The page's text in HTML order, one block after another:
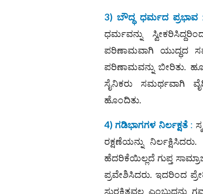
3) ಬೌದ್ಧ ಧರ್ಮದ ಪ್ರಭಾವ
ಧರ್ಮವನ್ನು
ಪರಿಣಾಮವಾಗಿ ಯುದ್ಧದ
ಪರಿಣಾಮವನ್ನು ಬೀರಿತು.
ಸೈನಿಕರು ಸಮರ್ಥವಾಗಿ
ಹೊಂದಿತು.
4) ಗಡಿಭಾಗಗಳ ನಿರ್ಲಕ್ಷತೆ:
ರಕ್ಷಣೆಯನ್ನು
ಹೆದರಿಕೆಯಿಲ್ಲದೆ ಗುಪ್ತ
ಪ್ರವೇಶಿಸಿದರು. ಇದರಿಂದ
ಸುರಕ್ಷಿತವಲ್ಲ